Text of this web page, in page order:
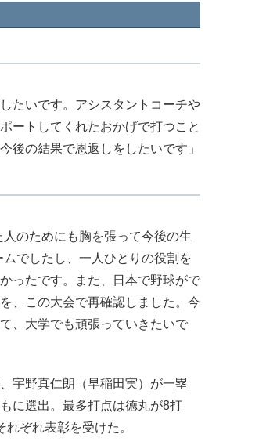
たいです。アシスタントコーチや
ートしてくれたおかげで打つこと
後の結果で恩返しをしたいです」
人のためにも胸を張って今後の生
でしたし、一人ひとりの役割を
ったです。また、日本で野球がで
、この大会で再確認しました。今
、大学でも頑張っていきたいで
宇野真仁朗（早稲田実）が一塁
に選出。最多打点は徳丸が8打
ぞれ表彰を受けた。